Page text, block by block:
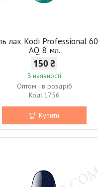
лак Kodi Professional 60
AQ 8 мл.
150 ₴
В наявності
Оптом і в роздріб
1756
Купити